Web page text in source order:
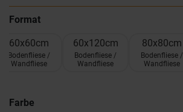
Format
60x60cm
Bodenfliese /
Wandfliese
60x120cm
Bodenfliese /
Wandfliese
80x80cm
Bodenfliese /
Wandfliese
Farbe